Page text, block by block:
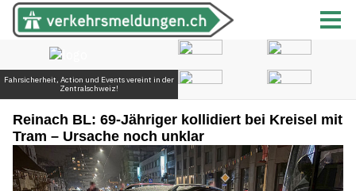
Reinach BL: 69-Jähriger kollidiert bei Kreisel mit
Tram – Ursache noch unklar